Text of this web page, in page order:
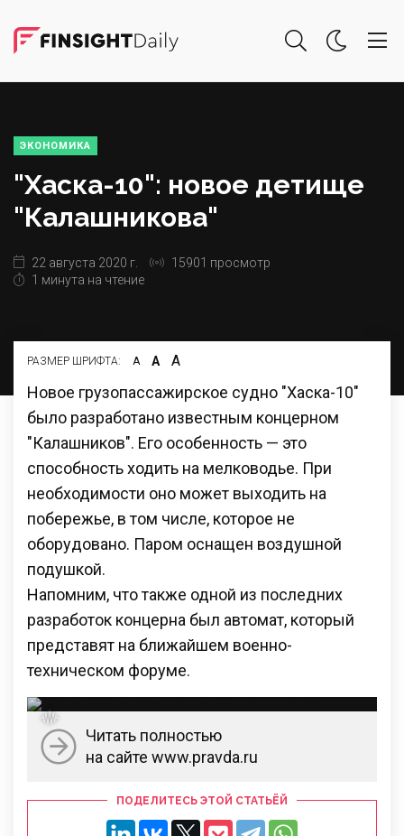
ЭКОНОМИКА
"Хаска-10": новое детище
"Калашникова"
22 августа 2020 г.
15901 просмотр
1 минута на чтение
РАЗМЕР ШРИФТА: А А А
Новое грузопассажирское судно "Хаска-10"
было разработано известным концерном
"Калашников". Его особенность — это
способность ходить на мелководье. При
необходимости оно может выходить на
побережье, в том числе, которое не
оборудовано. Паром оснащен воздушной
подушкой.
Напомним, что также одной из последних
разработок концерна был автомат, который
представят на ближайшем военно-
техническом форуме.
Читать полностью
на сайте www.pravda.ru
ПОДЕЛИТЕСЬ ЭТОЙ СТАТЬЁЙ